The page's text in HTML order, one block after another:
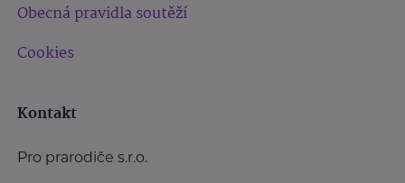
Obecná pravidla soutěží
Cookies
Kontakt
Pro prarodiče s.r.o.